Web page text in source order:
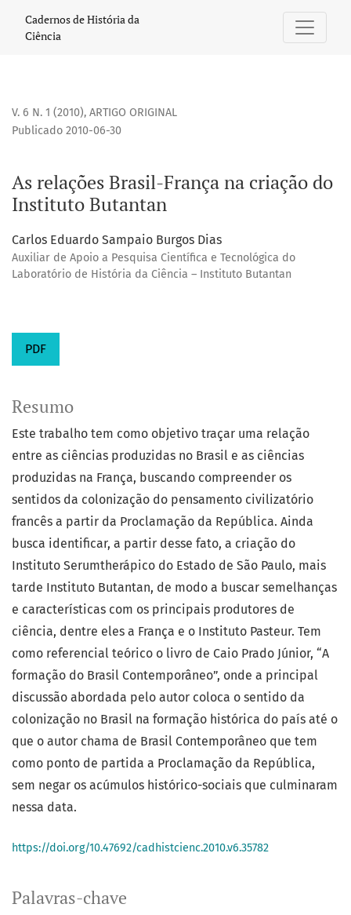
As relações Brasil-França na criação do Instituto Butantan
Cadernos de História da
Ciência
V. 6 N. 1 (2010), ARTIGO ORIGINAL
As relações Brasil-França na criação do
Instituto Butantan
Publicado 2010-06-30
Carlos Eduardo Sampaio Burgos Dias
Auxiliar de Apoio a Pesquisa Científica e Tecnológica do
Laboratório de História da Ciência – Instituto Butantan
PDF
Palavras-chave
Resumo
Este trabalho tem como objetivo traçar uma relação
entre as ciências produzidas no Brasil e as ciências
produzidas na França, buscando compreender os
sentidos da colonização do pensamento civilizatório
francês a partir da Proclamação da República. Ainda
busca identificar, a partir desse fato, a criação do
Instituto Serumtherápico do Estado de São Paulo, mais
tarde Instituto Butantan, de modo a buscar semelhanças
e características com os principais produtores de
ciência, dentre eles a França e o Instituto Pasteur. Tem
como referencial teórico o livro de Caio Prado Júnior, “A
formação do Brasil Contemporâneo”, onde a principal
discussão abordada pelo autor coloca o sentido da
colonização no Brasil na formação histórica do país até o
que o autor chama de Brasil Contemporâneo que tem
como ponto de partida a Proclamação da República,
sem negar os acúmulos histórico-sociais que culminaram
nessa data.
https://doi.org/10.47692/cadhistcienc.2010.v6.35782